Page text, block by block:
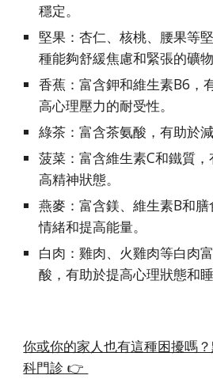
穩定。
堅果：杏仁、核桃、腰果等
種能夠舒緩焦慮和緊張的礦物
香蕉：富含鉀和維生素B6，
高心理壓力的耐受性。
綠茶：富含茶氨酸，有助於
菠菜：富含維生素C和鐵質
高精神狀態。
燕麥：富含鎂、維生素B和
情緒和提高能量。
白肉：雞肉、火雞肉等白肉
酸，有助於提高心理狀態和睡
你或你的家人也有這種困擾嗎
科門診 👉